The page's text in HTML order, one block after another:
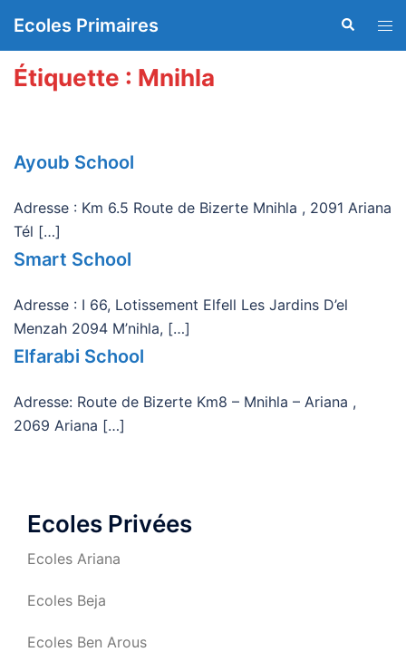
auEcoles Primaires
le
Étiquette : Mnihla
Ayoub School
Adresse : Km 6.5 Route de Bizerte Mnihla , 2091 Ariana
Tél […]
Smart School
Adresse : I 66, Lotissement Elfell Les Jardins D’el
Menzah 2094 M’nihla, […]
Elfarabi School
Adresse: Route de Bizerte Km8 – Mnihla – Ariana ,
2069 Ariana […]
Ecoles Privées
Ecoles Ariana
Ecoles Beja
Ecoles Ben Arous